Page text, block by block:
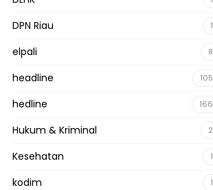
DPN Riau 1
elpali 8
headline 105
hedline 166
Hukum & Kriminal 2
Kesehatan 1
kodim 1